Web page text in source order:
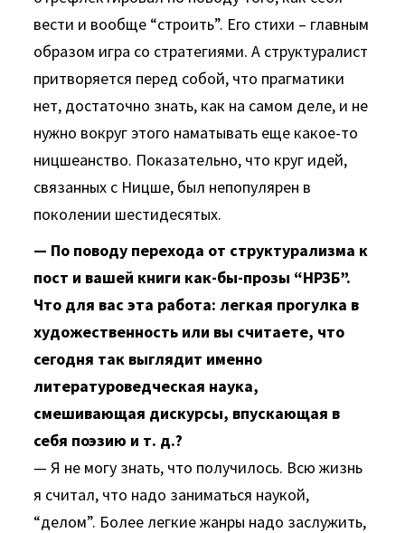
вести и вообще “строить”. Его стихи – главным
образом игра со стратегиями. А структуралист
притворяется перед собой, что прагматики
нет, достаточно знать, как на самом деле, и не
нужно вокруг этого наматывать еще какое-то
ницшеанство. Показательно, что круг идей,
связанных с Ницше, был непопулярен в
поколении шестидесятых.
— По поводу перехода от структурализма к
пост и вашей книги как-бы-прозы “НРЗБ”.
Что для вас эта работа: легкая прогулка в
художественность или вы считаете, что
сегодня так выглядит именно
литературоведческая наука,
смешивающая дискурсы, впускающая в
себя поэзию и т. д.?
— Я не могу знать, что получилось. Всю жизнь
я считал, что надо заниматься наукой,
“делом”. Более легкие жанры надо заслужить,